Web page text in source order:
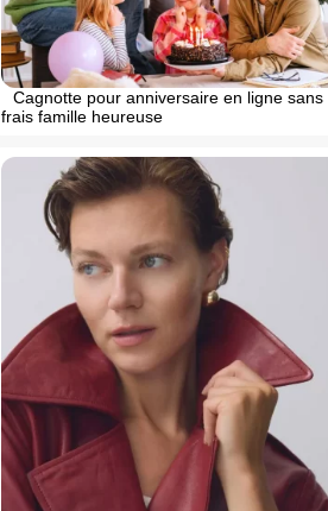
Cagnotte pour anniversaire en ligne sans
frais famille heureuse